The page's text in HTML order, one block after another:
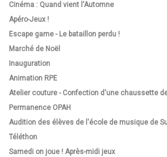
Cinéma : Quand vient l'Automne
Apéro-Jeux !
Escape game - Le bataillon perdu !
Marché de Noël
Inauguration
Animation RPE
Atelier couture - Confection d'une chaussette
Permanence OPAH
Audition des élèves de l'école de musique de
Téléthon
Samedi on joue ! Après-midi jeux